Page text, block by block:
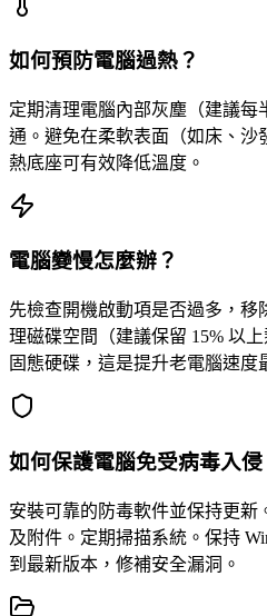
如何預防電腦過熱？
定期清理電腦內部灰塵（建議每
通。避免在柔軟表面（如床、沙
熱底座可有效降低溫度。
電腦變慢怎麼辦？
先檢查開機啟動項是否過多，
理磁碟空間（建議保留 15% 以
固態硬碟，這是提升老電腦速度
如何保護電腦免受病毒入侵
安裝可靠的防毒軟件並保持更
及附件。定期掃描系統。保持
到最新版本，修補安全漏洞。